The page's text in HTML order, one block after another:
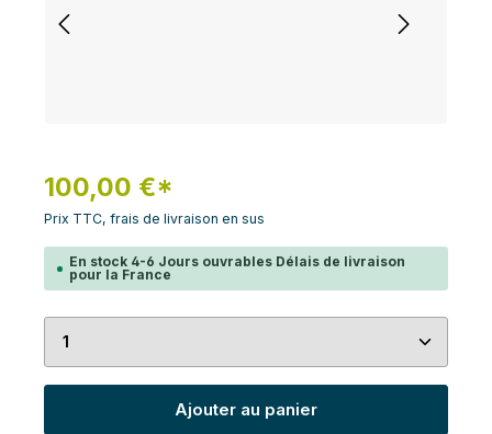
100,00 €*
Prix TTC, frais de livraison en sus
En stock 4-6 Jours ouvrables Délais de livraison
pour la France
Quantité de produit : Entrez la quantité
Ajouter au panier